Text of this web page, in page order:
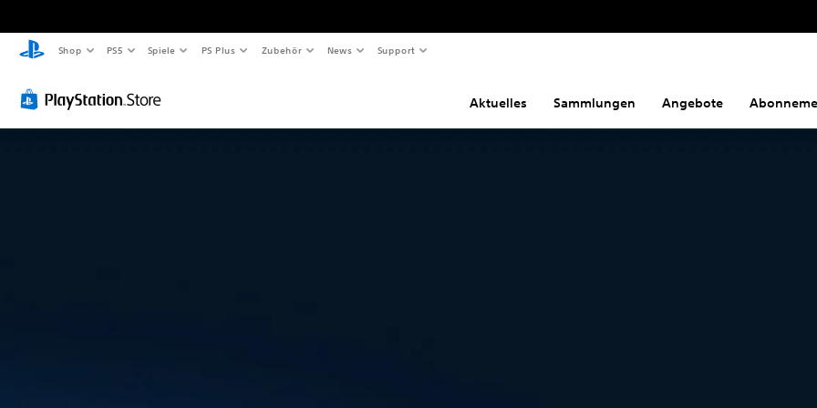
Shop PS5 Spiele PS Plus Zubehör News Support
Aktuelles Sammlungen Angebote